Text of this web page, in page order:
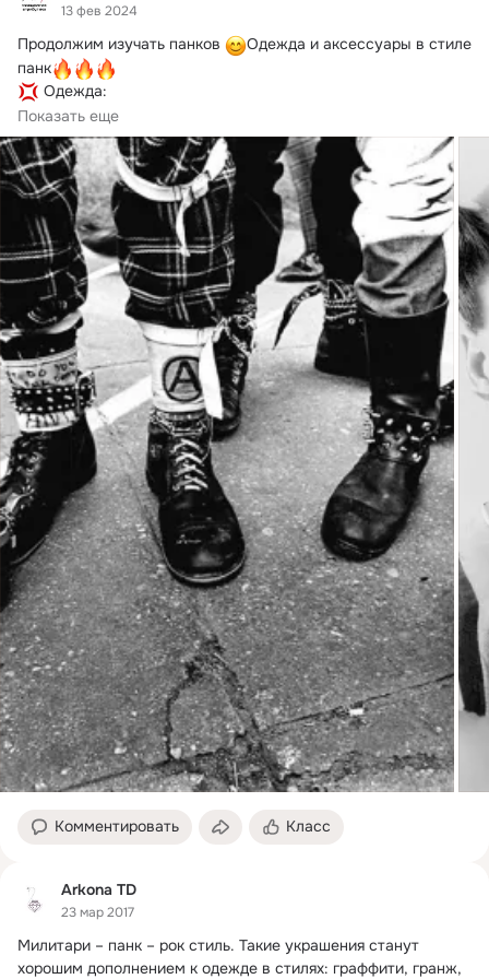
13 фев 2024
Продолжим изучать панков
Одежда и аксессуары в стиле
панк
Одежда:
кожаные куртки-косухи с заклепками, иногда
раскрашенные,
Показать еще
Комментировать Класс
Arkona TD
23 мар 2017
Милитари – панк – рок стиль. Такие украшения станут
хорошим дополнением к одежде в стилях: граффити, гранж,